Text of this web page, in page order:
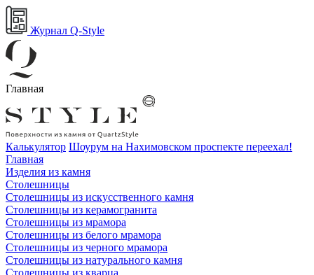
Журнал Q-Style
Главная
Калькулятор Шоурум на Нахимовском проспекте переехал!
Главная
Изделия из камня
Столешницы
Столешницы из искусственного камня
Столешницы из керамогранита
Столешницы из мрамора
Столешницы из белого мрамора
Столешницы из черного мрамора
Столешницы из натурального камня
Столешницы из кварца